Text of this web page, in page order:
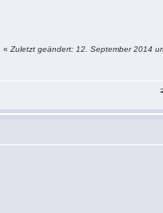
«Zuletzt geändert: 12. September 2014